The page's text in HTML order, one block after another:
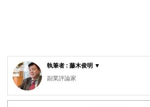
執筆者 : 藤木俊明 ▼
副業評論家
明治大学リバティアカデミー講師